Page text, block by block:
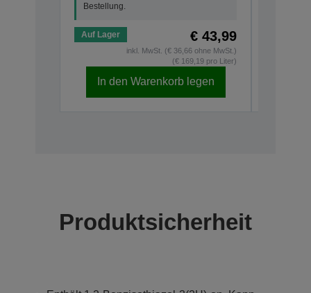
Bestellung.
Auf Lager € 43,99
inkl. MwSt. (€ 36,66 ohne MwSt.)
(€ 169,19 pro Liter)
In den Warenkorb legen
Produktsicherheit